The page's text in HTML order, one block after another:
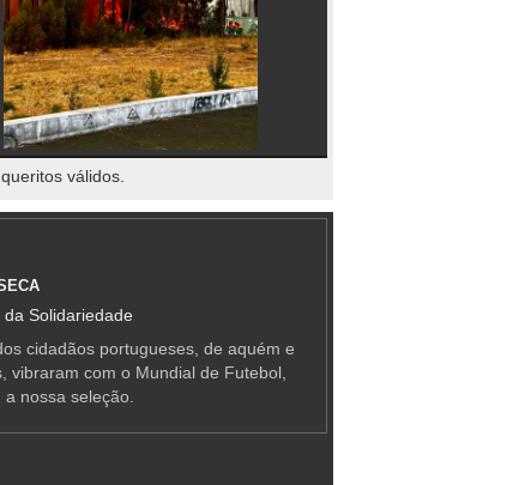
válidos.
Solidariedade
cidadãos portugueses, de aquém e
vibraram com o Mundial de Futebol,
nossa seleção.